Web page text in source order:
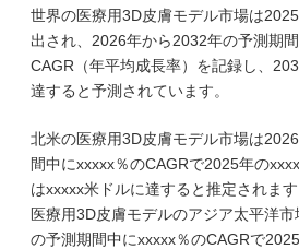
世界の医療用3D皮膚モデル市場は
出され、2026年から2032年の予測期
CAGR（年平均成長率）を記録し、
達すると予測されています。
北米の医療用3D皮膚モデル市場は
間中にxxxxx％のCAGRで2025年の
はxxxxx米ドルに達すると推定されます
医療用3D皮膚モデルのアジア太平洋
の予測期間中にxxxxx％のCAGRで